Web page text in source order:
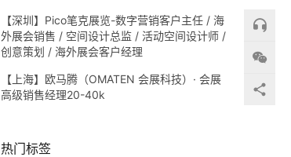
【深圳】Pico笔克展览-数字营销客户主任 / 海
外展会销售 / 空间设计总监 / 活动空间设计师 /
创意策划 / 海外展会客户经理
【上海】欧马腾（OMATEN 会展科技）· 会展
高级销售经理20-40k
热门标签